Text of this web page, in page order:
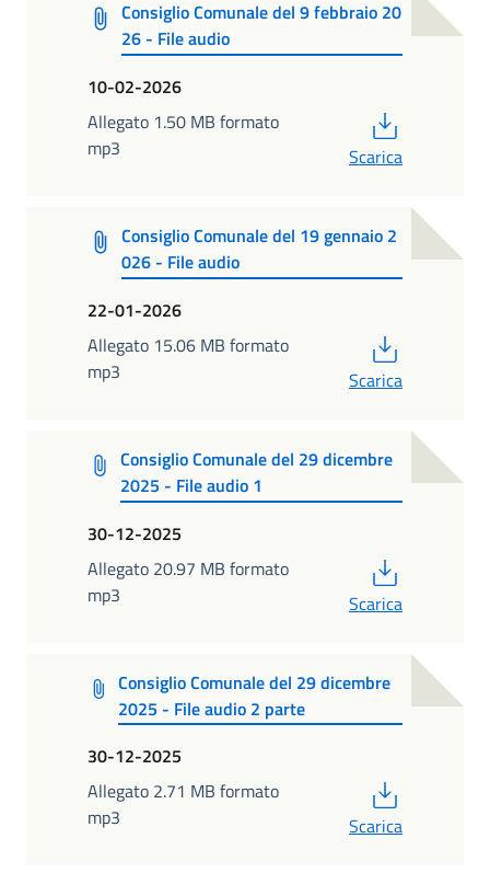
Consiglio Comunale del 9 febbraio 20
26 - File audio
10-02-2026
Allegato 1.50 MB formato
mp3
Scarica
Consiglio Comunale del 19 gennaio 2
026 - File audio
22-01-2026
Allegato 15.06 MB formato
mp3
Scarica
Consiglio Comunale del 29 dicembre
2025 - File audio 1
30-12-2025
Allegato 20.97 MB formato
mp3
Scarica
Consiglio Comunale del 29 dicembre
2025 - File audio 2 parte
30-12-2025
Allegato 2.71 MB formato
mp3
Scarica